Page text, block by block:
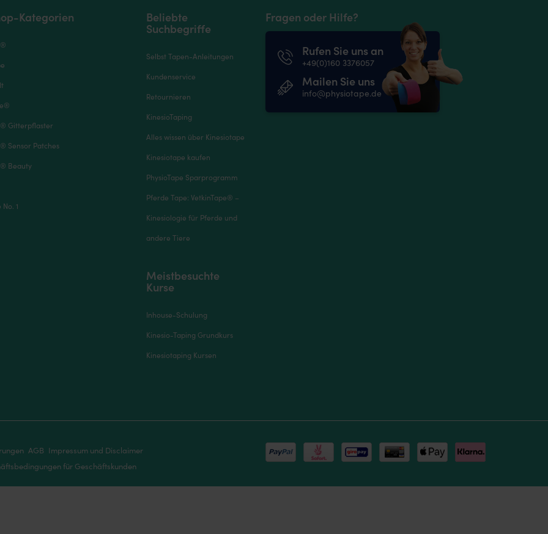
Kategorien
Gitterpflaster
Sensor Patches
Beauty
1
Beliebte
Suchbegriffe
Selbst Tapen-Anleitungen
Kundenservice
Retournieren
KinesioTaping
Alles wissen über Kinesiotape
Kinesiotape kaufen
PhysioTape Sparprogramm
Pferde Tape: VetkinTape® –
Kinesiologie für Pferde und
andere Tiere
Meistbesuchte
Kurse
Inhouse-Schulung
Kinesio-Taping Grundkurs
Kinesiotaping Kursen
Fragen oder Hilfe?
Rufen Sie uns an
+49(0)160 3376057
Mailen Sie uns
info@physiotape.de
AGB Impressum und Disclaimer
für Geschäftskunden